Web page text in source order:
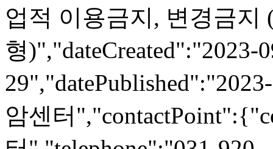
업적 이용금지, 변경금지
형
암센터